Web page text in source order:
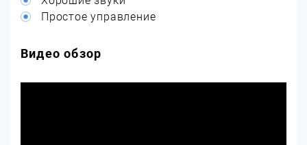
Простое управление
Видео обзор